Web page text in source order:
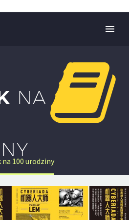


NA
na 100 urodziny